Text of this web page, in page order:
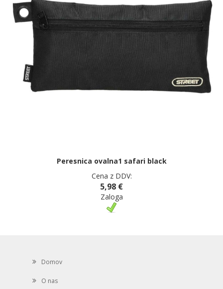
Peresnica ovalna1 safari black
Cena z DDV:
5,98 €
Zaloga
Domov
O nas